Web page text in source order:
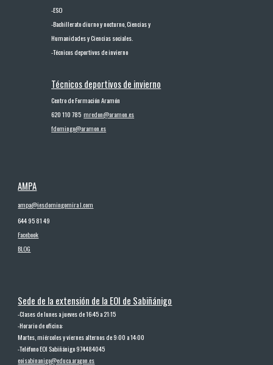
-ESO
-Bachillerato diurno y nocturno, Ciencias y
Humanidades y Ciencias sociales.
-Técnicos deportivos de invierno
Técnicos deportivosde invierno
Centro de Formación Aramón
620 110 785mredon@aramon.es
fdomingo@aramon.es
AMPA
ampa@iesdomingomira l.com
644 95 81 49
Facebook
BLOG
Sede de la extensión de la EOI de Sabiñánigo
-Clases de lunes a jueves de 16:45 a 21:15
-Horario de oficina:
Martes, miércoles y viernes alternos de 9:00 a 14:00
-Teléfono EOI Sabiñánigo 974484045
eoisabinanigo@educa.aragon.es